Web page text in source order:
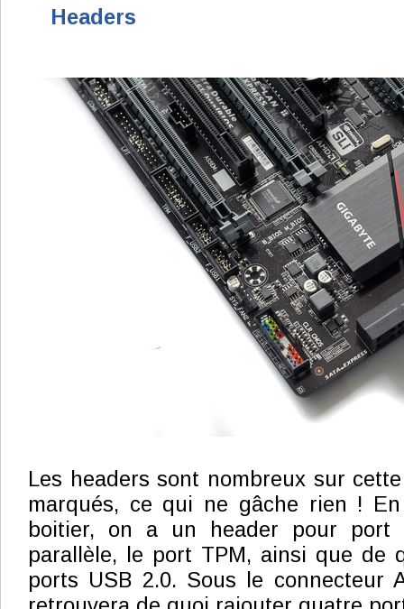
Headers
Les headers sont nombreux sur
marqués, ce qui ne gâche rien !
boitier, on a un header pour
parallèle, le port TPM, ainsi que de
ports USB 2.0. Sous le connecteur